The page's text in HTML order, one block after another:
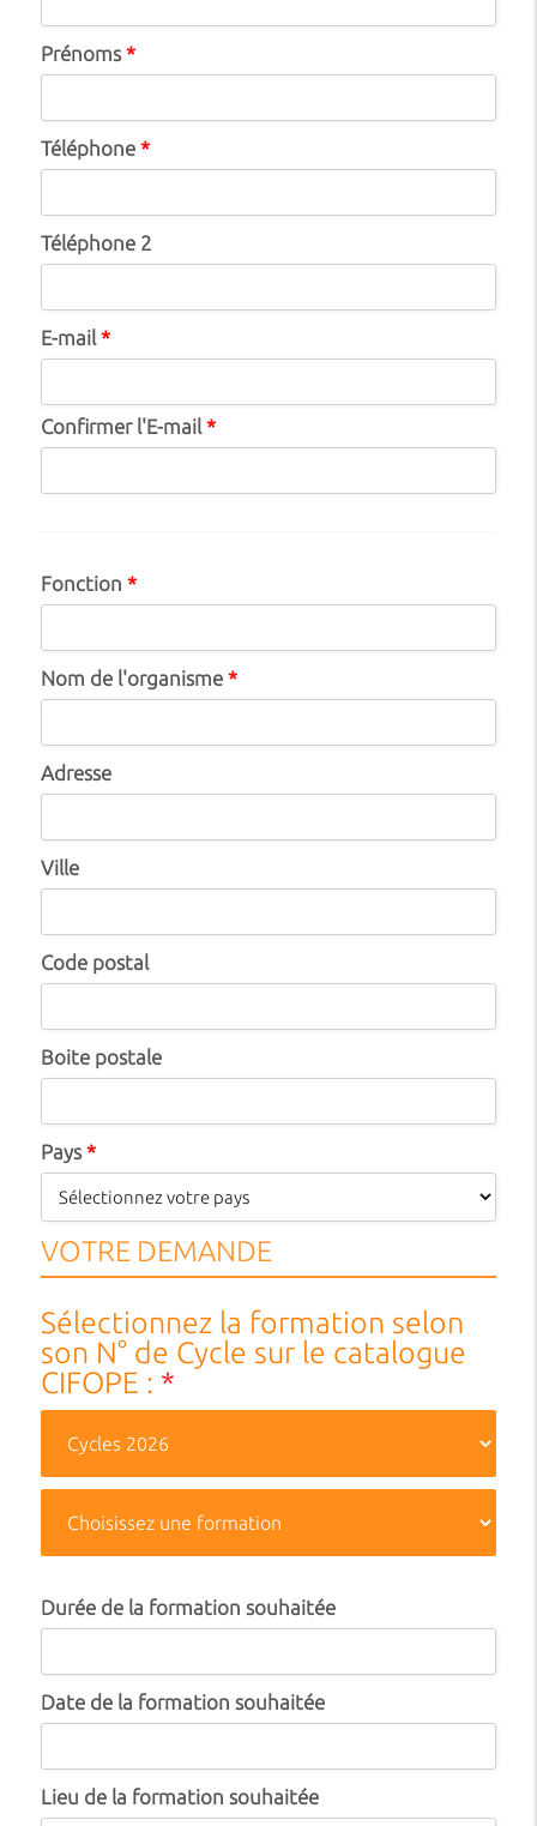
Prénoms*
Téléphone *
Téléphone 2
E-mail*
Confirmer l'E-mail*
Fonction *
Nom de l'organisme *
Adresse
Ville
Code postal
Boite postale
Pays*
VOTRE DEMANDE
Sélectionnez la formation selon
son N° de Cycle sur le catalogue
CIFOPE : *
Durée de la formation souhaitée
Date de la formation souhaitée
Lieu de la formation souhaitée